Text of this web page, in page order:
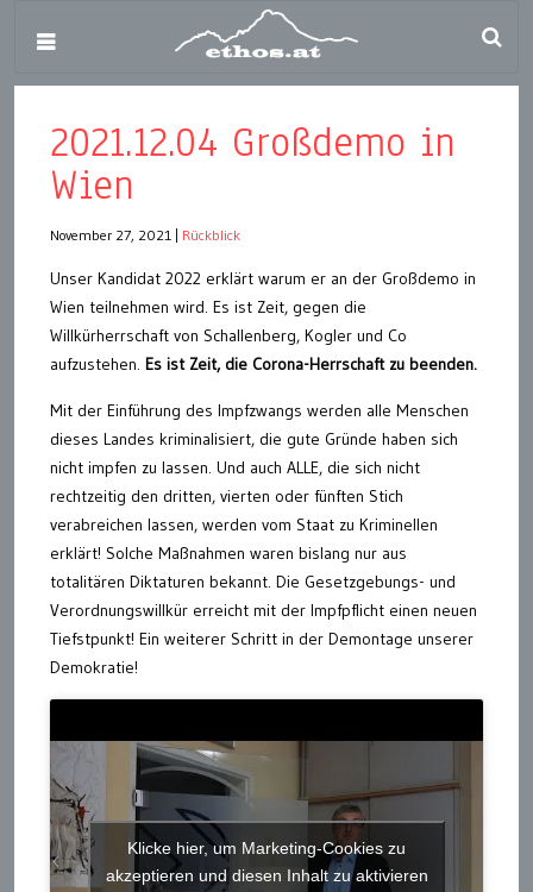
2021.12.04 Großdemo in
Wien
November 27, 2021 Rückblick
Unser Kandidat 2022 erklärt warum er an der Großdemo in
Wien teilnehmen wird. Es ist Zeit, gegen die
Willkürherrschaft von Schallenberg, Kogler und Co
aufzustehen. Es ist Zeit, die Corona-Herrschaft zu beenden.
Mit der Einführung des Impfzwangs werden alle Menschen
dieses Landes kriminalisiert, die gute Gründe haben sich
nicht impfen zu lassen. Und auch ALLE, die sich nicht
rechtzeitig den dritten, vierten oder fünften Stich
verabreichen lassen, werden vom Staat zu Kriminellen
erklärt! Solche Maßnahmen waren bislang nur aus
totalitären Diktaturen bekannt. Die Gesetzgebungs- und
Verordnungswillkür erreicht mit der Impfpflicht einen neuen
Tiefstpunkt! Ein weiterer Schritt in der Demontage unserer
Demokratie!
Klicke hier, um Marketing-Cookies zu
akzeptieren und diesen Inhalt zu aktivieren